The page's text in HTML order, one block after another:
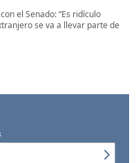
el Senado: “Es ridículo
se va a llevar parte de